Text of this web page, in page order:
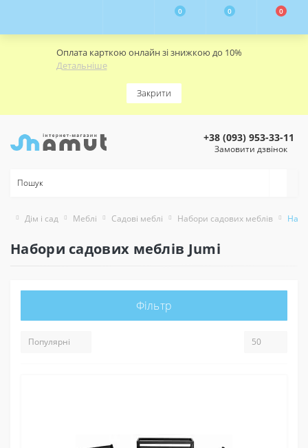
Оплата карткою онлайн зі знижкою до 10%
Детальніше
Закрити
0 0 0
+38 (093) 953-33-11
Замовити дзвінок
Дім і сад Меблі Садові меблі Набори садових меблів
Набори садових меблів Jumi
Фільтр